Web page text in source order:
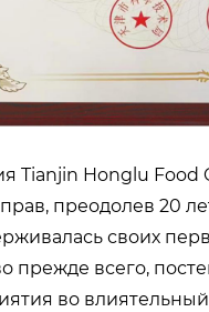
Tianjin Honglu Food
преодолев 20
своих
прежде всего,
во